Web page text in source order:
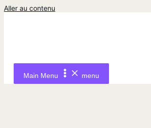
Aller au contenu
Main Menu menu